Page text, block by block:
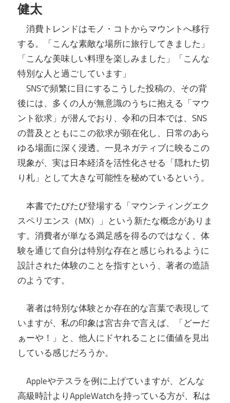
健太
消費トレンドはモノ・コトからマウントへ移行
する。「こんな素敵な場所に旅行してきました」
「こんな美味しい料理を楽しみました」「こんな
特別な人と過ごしています」
SNSで頻繁に目にするこうした投稿の、その背
後には、多くの人が無意識のうちに抱える「マウ
ント欲求」が潜んでおり、令和の日本では、SNS
の普及とともにこの欲求が顕在化し、日常のあら
ゆる場面に深く浸透。一見ネガティブに映るこの
現象が、実は日本経済を活性化させる「隠れた切
り札」として大きな可能性を秘めているという。
本書でたびたび登場する「マウンティングエク
スペリエンス（MX）」という新たな概念がありま
す。消費者が単なる満足感を得るのではなく、体
験を通じて自分は特別な存在と感じられるように
設計された体験のことを指すという、著者の造語
のようです。
著者は特別な体験とか存在的な言葉で表現して
いますが、私の印象は宮古弁で言えば、「どーだ
ぁーや！」と、他人にドヤれることに価値を見出
している感じだろうか。
Appleやテスラを例に上げていますが、どんな
高級時計よりAppleWatchを持っている方が、私は